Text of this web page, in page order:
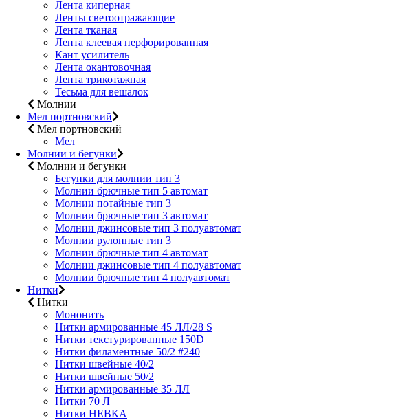
Лента киперная
Ленты светоотражающие
Лента тканая
Лента клеевая перфорированная
Кант усилитель
Лента окантовочная
Лента трикотажная
Тесьма для вешалок
Молнии
Мел портновский
Мел портновский
Мел
Молнии и бегунки
Молнии и бегунки
Бегунки для молнии тип 3
Молнии брючные тип 5 автомат
Молнии потайные тип 3
Молнии брючные тип 3 автомат
Молнии джинсовые тип 3 полуавтомат
Молнии рулонные тип 3
Молнии брючные тип 4 автомат
Молнии джинсовые тип 4 полуавтомат
Молнии брючные тип 4 полуавтомат
Нитки
Нитки
Мононить
Нитки армированные 45 ЛЛ/28 S
Нитки текстурированные 150D
Нитки филаментные 50/2 #240
Нитки швейные 40/2
Нитки швейные 50/2
Нитки армированные 35 ЛЛ
Нитки 70 Л
Нитки НЕВКА